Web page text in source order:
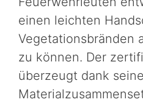
einen leichten
Vegetationsbränden
zu können. Der
überzeugt dank